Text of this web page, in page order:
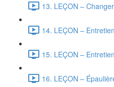
13. LEÇON –
14. LEÇON –
15. LEÇON –
16. LEÇON –